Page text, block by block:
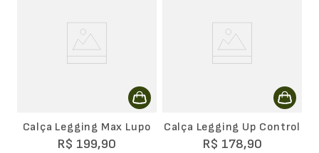
Calça Legging Max Lupo
R$ 199,90
Calça Legging Up Control
R$ 178,90